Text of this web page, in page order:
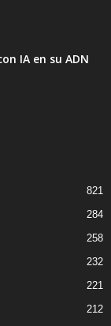
IA en su ADN
821
284
258
232
221
212